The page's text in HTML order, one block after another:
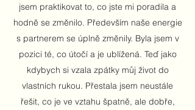
jsem praktikovat to, co jste mi poradila a
hodně se změnilo. Především naše energie
s partnerem se úplně změnily. Byla jsem v
pozici té, co útočí a je ublížená. Teď jako
kdybych si vzala zpátky můj život do
vlastních rukou. Přestala jsem neustále
řešit, co je ve vztahu špatně, ale dobře,